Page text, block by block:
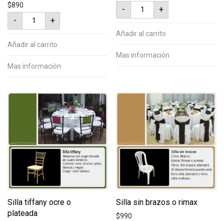
$890
-
Silla
para
niños
colores
+
Añadir al carrito
Mas información
-
Silla
Isabelina
cantidad
+
Añadir al carrito
Mas información
Silla tiffany ocre o
plateada
Silla sin brazos o rimax
$990